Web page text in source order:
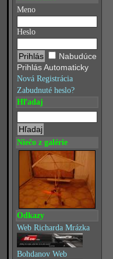
Meno
Heslo
Nabudúce
Prihlás Automaticky
Nová Registrácia
Zabudnuté heslo?
Hľadaj
Niečo z galérie
Odkazy
Web Richarda Mrázka
Bohdanov Web